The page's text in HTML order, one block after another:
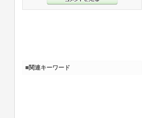
■関連キーワード